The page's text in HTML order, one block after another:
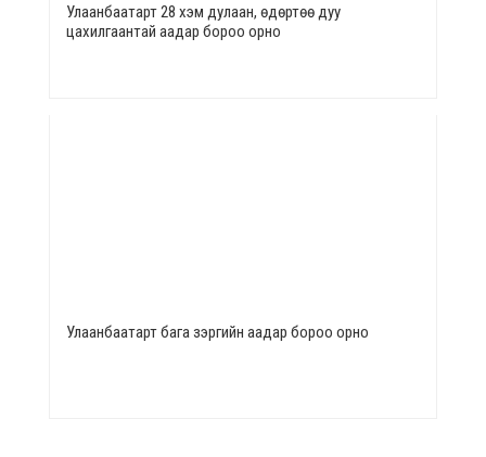
Улаанбаатарт 28 хэм дулаан, өдөртөө дуу
цахилгаантай аадар бороо орно
Улаанбаатарт бага зэргийн аадар бороо орно